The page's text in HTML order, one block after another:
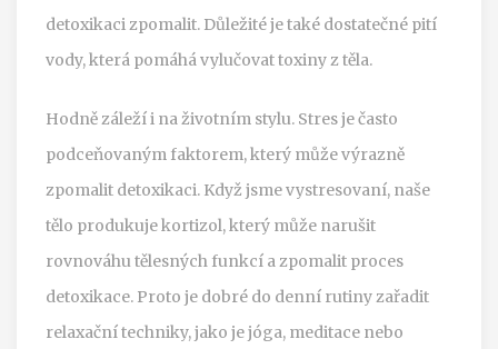
detoxikaci zpomalit. Důležité je také dostatečné pití
vody, která pomáhá vylučovat toxiny z těla.
Hodně záleží i na životním stylu. Stres je často
podceňovaným faktorem, který může výrazně
zpomalit detoxikaci. Když jsme vystresovaní, naše
tělo produkuje kortizol, který může narušit
rovnováhu tělesných funkcí a zpomalit proces
detoxikace. Proto je dobré do denní rutiny zařadit
relaxační techniky, jako je jóga, meditace nebo